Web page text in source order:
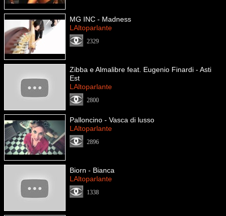
MG INC - Madness
LAltoparlante
2329
Zibba e Almalibre feat. Eugenio Finardi - Asti
Est
LAltoparlante
2800
Palloncino - Vasca di lusso
LAltoparlante
2896
Biorn - Bianca
LAltoparlante
1338